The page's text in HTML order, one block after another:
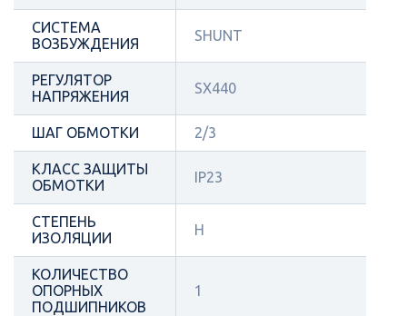
СИСТЕМА
ВОЗБУЖДЕНИЯ
SHUNT
РЕГУЛЯТОР
НАПРЯЖЕНИЯ
SX440
ШАГ ОБМОТКИ 2/3
КЛАСС ЗАЩИТЫ
ОБМОТКИ
IP23
СТЕПЕНЬ
ИЗОЛЯЦИИ
Н
КОЛИЧЕСТВО
ОПОРНЫХ
ПОДШИПНИКОВ
1